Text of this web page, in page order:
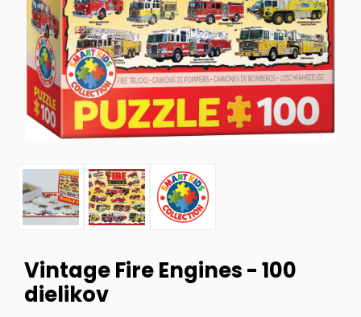
Vintage Fire Engines - 100
dielikov